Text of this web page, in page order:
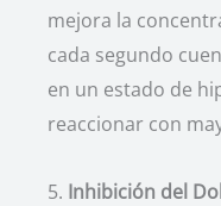
mejora la
cada segundo
en un estado de
reaccionar con
5. Inhibición del